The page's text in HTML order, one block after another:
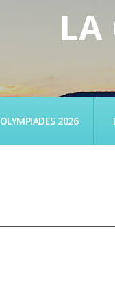
LA
OLYMPIADES 2026